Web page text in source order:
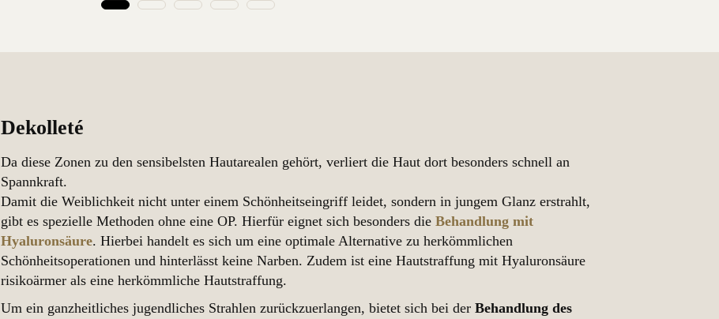
Dekolleté
Da diese Zonen zu den sensibelsten Hautarealen gehört, verliert die Haut dort besonders schnell an
Spannkraft.
Damit die Weiblichkeit nicht unter einem Schönheitseingriff leidet, sondern in jungem Glanz erstrahlt,
gibt es spezielle Methoden ohne eine OP. Hierfür eignet sich besonders dieBehandlung mit
Hyaluronsäure. Hierbei handelt es sich um eine optimale Alternative zu herkömmlichen
Schönheitsoperationen und hinterlässt keine Narben. Zudem ist eine Hautstraffung mit Hyaluronsäure
risikoärmer als eine herkömmliche Hautstraffung.
Um ein ganzheitliches jugendliches Strahlen zurückzuerlangen, bietet sich bei derBehandlung des